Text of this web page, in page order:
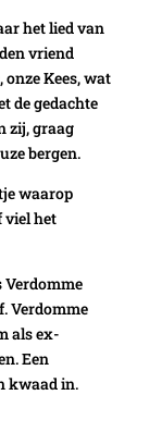
het lied van
vriend
Kees, wat
de gedachte
zij, graag
bergen.
waarop
viel het
Verdomme
Verdomme
als ex-
Een
kwaad in.